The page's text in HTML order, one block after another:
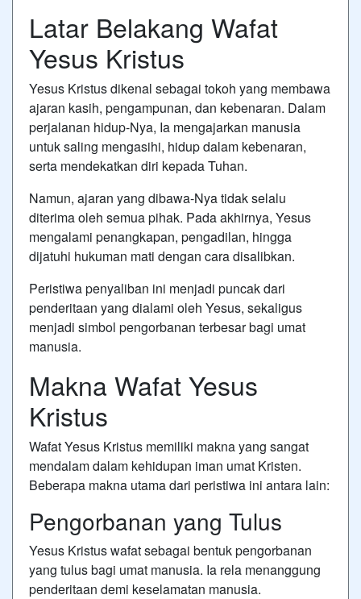
Latar Belakang Wafat
Yesus Kristus
Yesus Kristus dikenal sebagai tokoh yang membawa
ajaran kasih, pengampunan, dan kebenaran. Dalam
perjalanan hidup-Nya, Ia mengajarkan manusia
untuk saling mengasihi, hidup dalam kebenaran,
serta mendekatkan diri kepada Tuhan.
Namun, ajaran yang dibawa-Nya tidak selalu
diterima oleh semua pihak. Pada akhirnya, Yesus
mengalami penangkapan, pengadilan, hingga
dijatuhi hukuman mati dengan cara disalibkan.
Peristiwa penyaliban ini menjadi puncak dari
penderitaan yang dialami oleh Yesus, sekaligus
menjadi simbol pengorbanan terbesar bagi umat
manusia.
Makna Wafat Yesus
Kristus
Wafat Yesus Kristus memiliki makna yang sangat
mendalam dalam kehidupan iman umat Kristen.
Beberapa makna utama dari peristiwa ini antara lain:
Pengorbanan yang Tulus
Yesus Kristus wafat sebagai bentuk pengorbanan
yang tulus bagi umat manusia. Ia rela menanggung
penderitaan demi keselamatan manusia.